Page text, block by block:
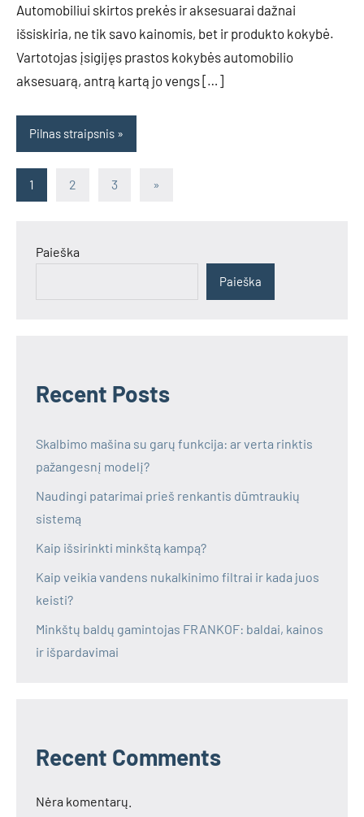
Automobiliui skirtos prekės ir aksesuarai dažnai
išsiskiria, ne tik savo kainomis, bet ir produkto kokybė.
Vartotojas įsigijęs prastos kokybės automobilio
aksesuarą, antrą kartą jo vengs […]
Pilnas straipsnis
Įrašų
1 2 3
Next
»
Paieška
Paieška
Recent Posts
Skalbimo mašina su garų funkcija: ar verta rinktis
pažangesnį modelį?
Naudingi patarimai prieš renkantis dūmtraukių
sistemą
Kaip išsirinkti minkštą kampą?
Kaip veikia vandens nukalkinimo filtrai ir kada juos
keisti?
Minkštų baldų gamintojas FRANKOF: baldai, kainos
ir išpardavimai
Recent Comments
Nėra komentarų.